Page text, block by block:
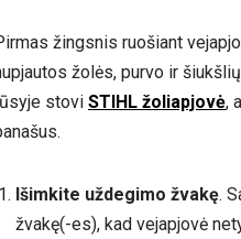
žingsnis ruošiant
žolės, purvo ir
stovi STIHL žoliapjovė,
Išimkite uždegimo žvakę.
žvakę(-es), kad vejapjovė